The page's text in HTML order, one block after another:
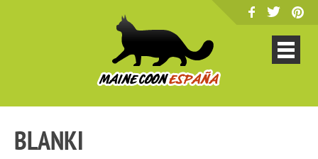
BLANKI